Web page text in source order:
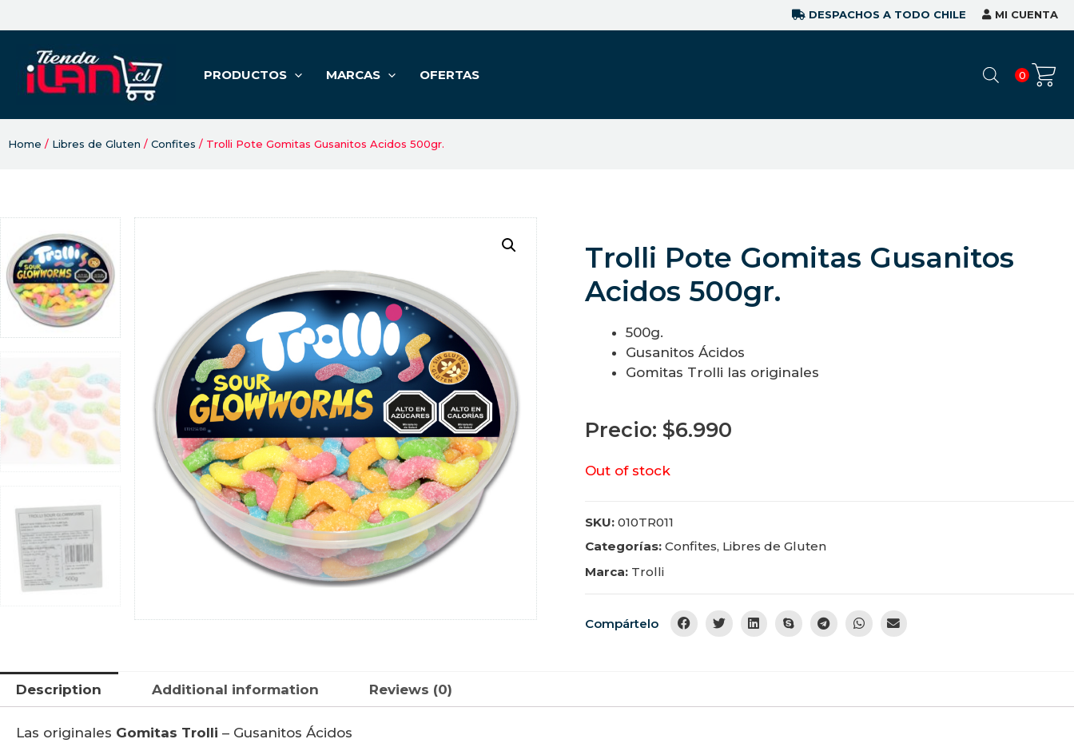
DESPACHOS A TODO CHILE MI CUENTA
PRODUCTOS MARCAS OFERTAS 0
Home / Libres de Gluten / Confites / Trolli Pote Gomitas Gusanitos Acidos 500gr.
Trolli Pote Gomitas Gusanitos
Acidos 500gr.
500g.
Gusanitos Ácidos
Gomitas Trolli las originales
Precio: $6.990
Out of stock
SKU: 010TR011
Categorías: Confites, Libres de Gluten
Marca: Trolli
Compártelo
Description Additional information Reviews (0)
Las originales Gomitas Trolli – Gusanitos Ácidos